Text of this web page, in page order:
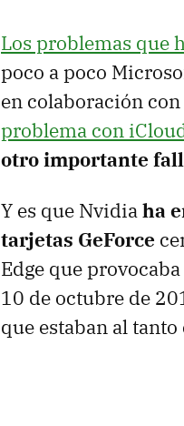
Los problemas que
poco a poco
en colaboración
problema con
otro importante
Y es que Nvidiaha
tarjetas GeForce
Edge que
10 de octubre de
que estaban al